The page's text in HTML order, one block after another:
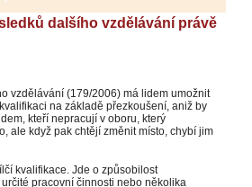
dalšího vzdělávání právě
vzdělávání (179/2006) má lidem umožnit
na základě přezkoušení, aniž by
kteří nepracují v oboru, který
ale když pak chtějí změnit místo, chybí jim
kvalifikace. Jde o způsobilost
pracovní činnosti nebo několika